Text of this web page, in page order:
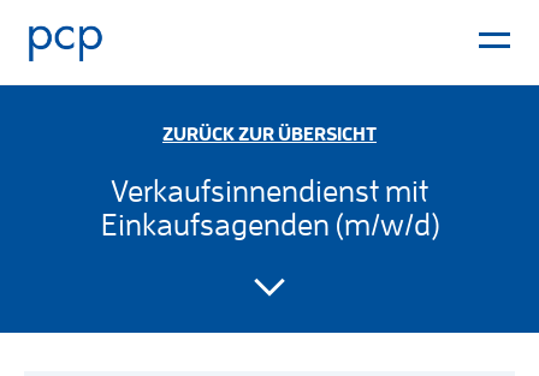
ZURÜCK ZUR ÜBERSICHT
Verkaufsinnendienst mit
Einkaufsagenden (m/w/d)